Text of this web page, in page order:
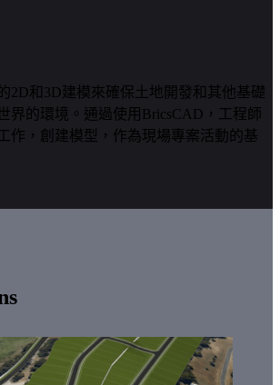
2D和3D建模來確保土地開發和其他基礎
界的環境。通過使用BricsCAD，工程師
作，創建模型，作為現場專案活動的基